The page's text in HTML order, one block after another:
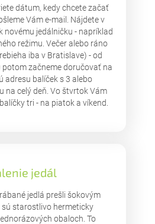
dátum, kedy chcete začať
Vám e-mail. Nájdete v
novému jedálničku - napríklad
režimu. Večer alebo ráno
iba v Bratislave) - od
začneme doručovať na
adresu balíček s 3 alebo
na celý deň. Vo štvrtok Vám
tri - na piatok a víkend.
jedál
jedlá prešli šokovým
sú starostlivo hermeticky
obaloch. To